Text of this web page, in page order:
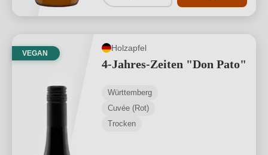
VEGAN
Holzapfel
4-Jahres-Zeiten "Don Pato"
Württemberg
Cuvée (Rot)
Trocken